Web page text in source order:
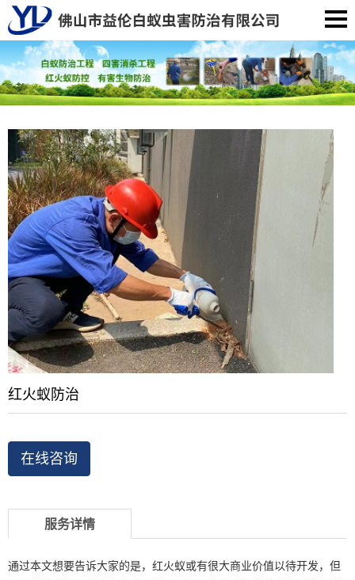
红火蚁防治
在线咨询
服务详情
通过本文想要告诉大家的是，红火蚁或有很大商业价值以待开发，但